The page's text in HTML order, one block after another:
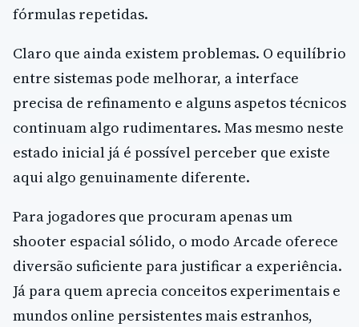
fórmulas repetidas.
Claro que ainda existem problemas. O equilíbrio
entre sistemas pode melhorar, a interface
precisa de refinamento e alguns aspetos técnicos
continuam algo rudimentares. Mas mesmo neste
estado inicial já é possível perceber que existe
aqui algo genuinamente diferente.
Para jogadores que procuram apenas um
shooter espacial sólido, o modo Arcade oferece
diversão suficiente para justificar a experiência.
Já para quem aprecia conceitos experimentais e
mundos online persistentes mais estranhos,